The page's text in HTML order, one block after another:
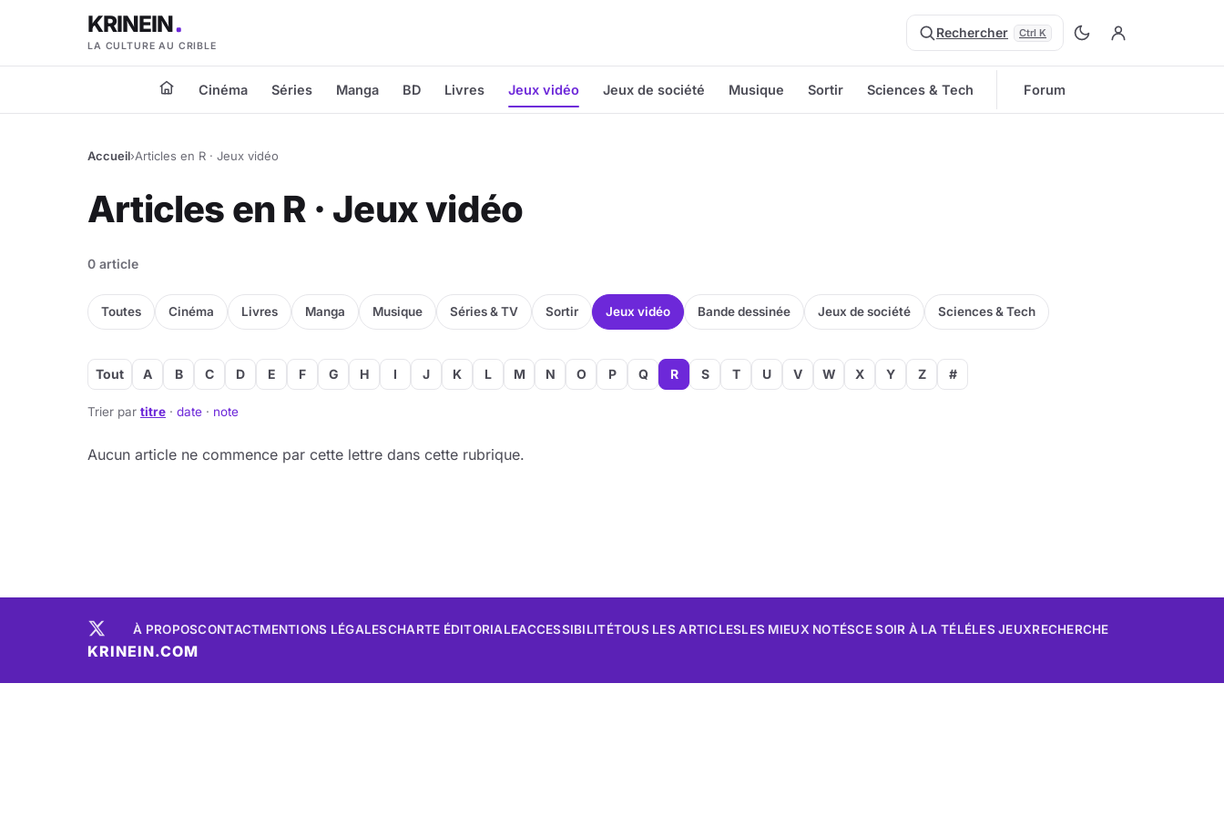
KRINEIN
LA CULTURE AU CRIBLE
Rechercher Ctrl K
Cinéma Séries Manga BD Livres Jeux vidéo Jeux de société Musique Sortir Sciences & Tech Forum
Accueil›Articles en R · Jeux vidéo
Articles en R · Jeux vidéo
0 article
Toutes Cinéma Livres Manga Musique Séries & TV Sortir Jeux vidéo Bande dessinée Jeux de société Sciences & Tech
Tout A B C D E F G H I J K L M N O P Q R S T U V W X Y Z #
Trier par titre · date · note
Aucun article ne commence par cette lettre dans cette rubrique.
À PROPOSCONTACTMENTIONS LÉGALESCHARTE ÉDITORIALEACCESSIBILITÉTOUS LES ARTICLESLES MIEUX NOTÉSCE SOIR À LA TÉLÉLES JEUXRECHERCHE
KRINEIN.COM